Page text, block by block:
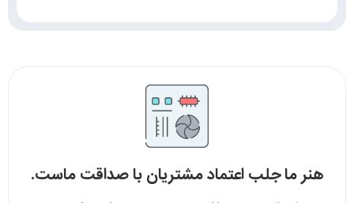
هنر ما جلب اعتماد مشتریان با صداقت ماست.